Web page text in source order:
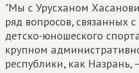
"Мы с Урусханом
ряд вопросов, связанных
детско-юношеского
крупном
республики, как Назрань, –